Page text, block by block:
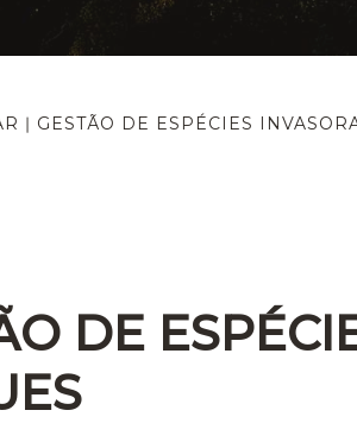
ǀ GESTÃO DE ESPÉCIES
DE